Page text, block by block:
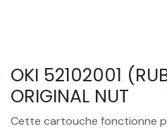
OKI 52102001
ORIGINAL NUT
Cette cartouche fonctionne